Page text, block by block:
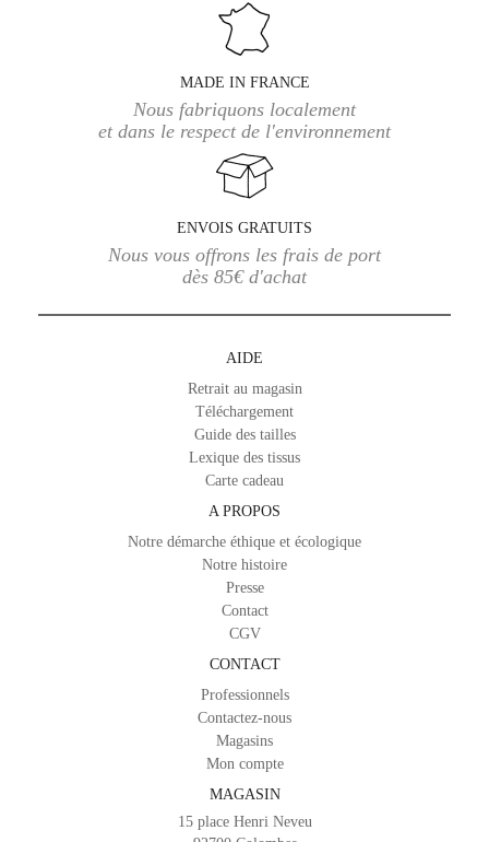
MADE IN FRANCE
Nous fabriquons localement
et dans le respect de l'environnement
ENVOIS GRATUITS
Nous vous offrons les frais de port
dès 85€ d'achat
AIDE
Retrait au magasin
Téléchargement
Guide des tailles
Lexique des tissus
Carte cadeau
A PROPOS
Notre démarche éthique et écologique
Notre histoire
Presse
Contact
CGV
CONTACT
Professionnels
Contactez-nous
Magasins
Mon compte
MAGASIN
15 place Henri Neveu